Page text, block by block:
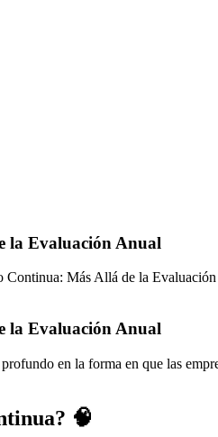
la Evaluación Anual
Continua: Más Allá de la
la Evaluación Anual
en la forma en que las
🧠